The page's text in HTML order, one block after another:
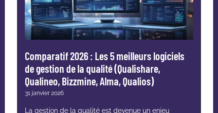
Comparatif 2026 : Les 5 meilleurs logiciels
de gestion de la qualité (Qualishare,
Qualineo, Bizzmine, Alma, Qualios)
31 janvier 2026
La gestion de la qualité est devenue un enjeu